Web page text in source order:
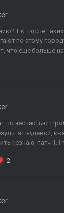
Т.к. после
по этому
что еще больше
по несчастью.
нулевой,
незнаю, патч 1.1
2